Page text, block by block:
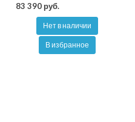
83 390 руб.
Нет в наличии
В избранное